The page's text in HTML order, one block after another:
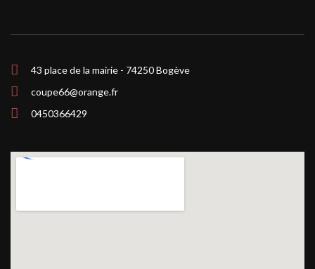
43 place de la mairie - 74250 Bogève
coupe66@orange.fr
0450366429